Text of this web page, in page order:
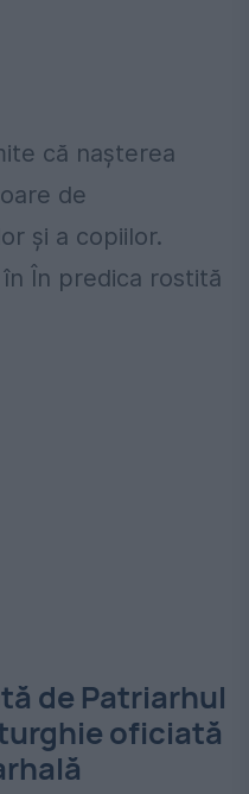
că naşterea
de
şi a copiilor.
În predica rostită
de Patriarhul
oficiată